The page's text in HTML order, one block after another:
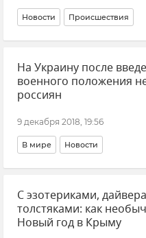
Новости Происшествия
Крупная авария на водоводе
На Украину после
военного положения
россиян
9 декабря 2018, 19:56
В мире Новости
Военное положение на
С эзотериками,
толстяками: как
Новый год в Крыму